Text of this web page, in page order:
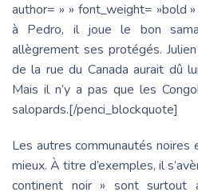
author= » » font_weight= »bold
à Pedro, il joue le bon
allègrement ses protégés.
de la rue du Canada aurait dû
Mais il n’y a pas que les
salopards.[/penci_blockquote]
Les autres communautés
mieux. À titre d’exemples, il
continent noir » sont surtout